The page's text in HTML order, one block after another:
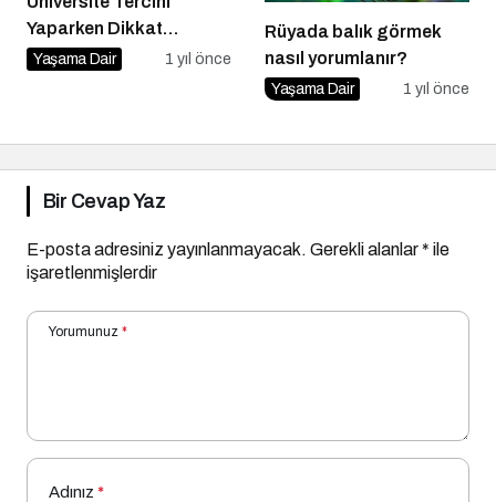
Yaparken Dikkat
Edilmesi Gereken 10
Yaşama Dair 1 yıl önce
Rüyada balık görmek
nasıl yorumlanır?
Yaşama Dair 1 yıl önce
Bir Cevap Yaz
E-posta adresiniz yayınlanmayacak. Gerekli alanlar* ile
işaretlenmişlerdir
Yorumunuz *
Adınız *